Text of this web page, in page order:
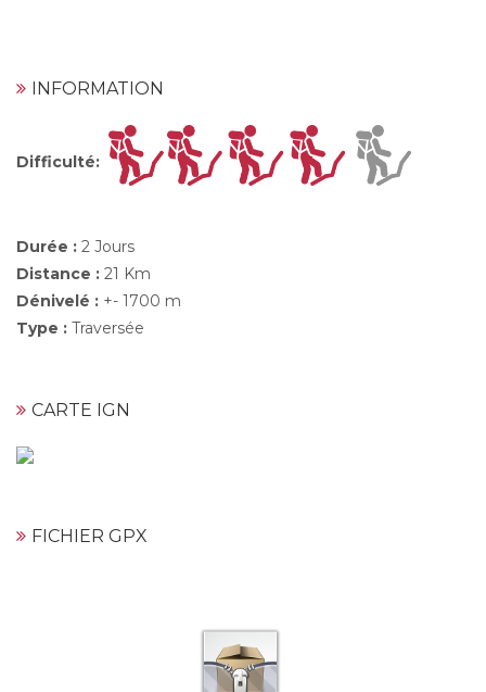
INFORMATION
Difficulté:
Durée : 2 Jours
Distance : 21 Km
Dénivelé : +- 1700 m
Type : Traversée
CARTE IGN
FICHIER GPX